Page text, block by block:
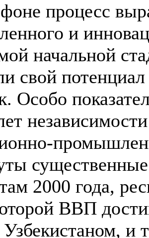
процесс
и
начальной
свой
Особо
2000 года,
ВВП
Узбекистаном, и